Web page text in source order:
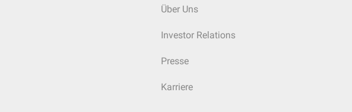
Über Uns
Investor Relations
Presse
Karriere